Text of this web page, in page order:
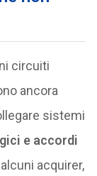
circuiti
ancora
sistemi
e accordi
acquirer,